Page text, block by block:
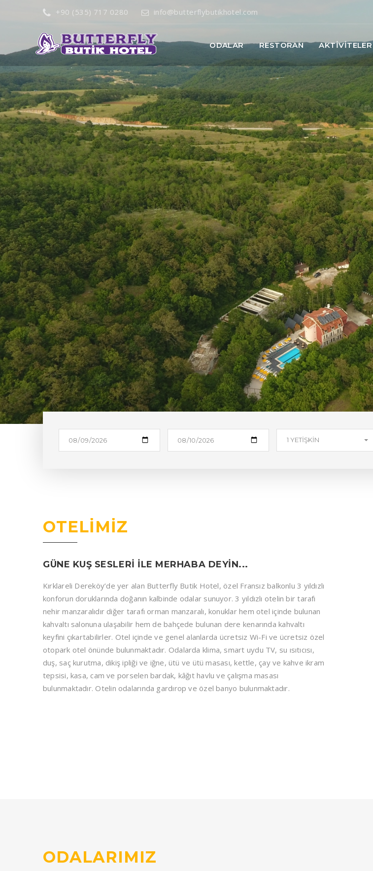
+90 (535) 717 0280 info@butterflybutikhotel.com
ODALAR RESTORAN AKTİVİTELER
1 YETIŞKIN
OTELİMİZ
GÜNE KUŞ SESLERI ILE MERHABA DEYIN...
Kırklareli Dereköy’de yer alan Butterfly Butik Hotel, özel Fransız balkonlu 3 yıldızlı
konforun doruklarında doğanın kalbinde odalar sunuyor. 3 yıldızlı otelin bir tarafı
nehir manzaralıdır diğer tarafı orman manzaralı, konuklar hem otel içinde bulunan
kahvaltı salonuna ulaşabilir hem de bahçede bulunan dere kenarında kahvaltı
keyfini çıkartabilirler. Otel içinde ve genel alanlarda ücretsiz Wi-Fi ve ücretsiz özel
otopark otel önünde bulunmaktadır. Odalarda klima, smart uydu TV, su ısıtıcısı,
duş, saç kurutma, dikiş ipliği ve iğne, ütü ve ütü masası, kettle, çay ve kahve ikram
tepsisi, kasa, cam ve porselen bardak, kâğıt havlu ve çalışma masası
bulunmaktadır. Otelin odalarında gardırop ve özel banyo bulunmaktadır.
ODALARIMIZ